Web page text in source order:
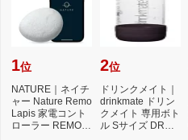
1位
NATURE｜ネイチ
ャー Nature Remo
Lapis 家電コント
ローラー REMO-2
2位
ドリンクメイト｜
drinkmate ドリン
クメイト 専用ボト
ル Sサイズ DRM0